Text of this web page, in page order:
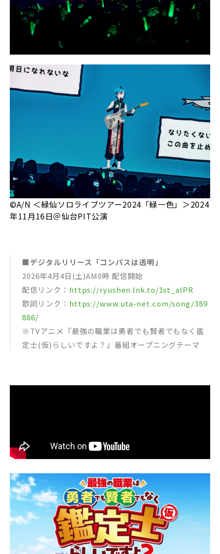
©A/N ＜緑仙ソロライブツアー2024「緑一色」＞2024
年11月16日＠仙台PIT公演
■デジタルリリース「コンパスは透明」
2026年4月4日(土)AM0時 配信開始
配信リンク： https://ryushen.lnk.to/1st_alPR
歌詞リンク： https://www.uta-net.com/song/389
886/
※TVアニメ『最強の職業は勇者でも賢者でもなく鑑
定士(仮)らしいですよ？』番組オープニングテーマ